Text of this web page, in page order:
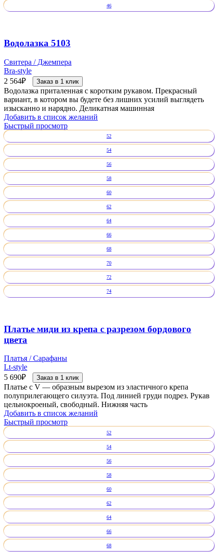
46
Водолазка 5103
Свитера / Джемпера
Bra-style
2 564₽ Заказ в 1 клик
Водолазка приталенная с коротким рукавом. Прекрасный
вариант, в котором вы будете без лишних усилий выглядеть
изысканно и нарядно. Деликатная машинная
Добавить в список желаний
Быстрый просмотр
52
54
56
58
60
62
64
66
68
70
72
74
Платье миди из крепа с разрезом бордового
цвета
Платья / Сарафаны
Lt-style
5 690₽ Заказ в 1 клик
Платье с V — образным вырезом из эластичного крепа
полуприлегающего силуэта. Под линией груди подрез. Рукав
цельнокроеный, свободный. Нижняя часть
Добавить в список желаний
Быстрый просмотр
52
54
56
58
60
62
64
66
68